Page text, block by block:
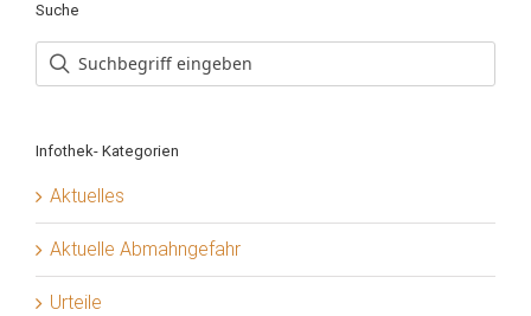
Suche
Infothek- Kategorien
Aktuelles
Aktuelle Abmahngefahr
Urteile